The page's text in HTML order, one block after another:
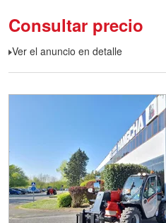
Consultar precio
Ver el anuncio en detalle